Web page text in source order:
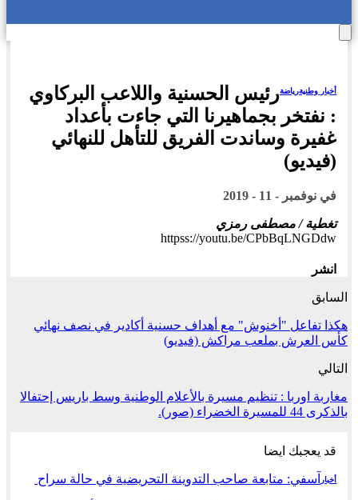
أخبار وطنيةرياضةرئيس الحسنية واللاعب البركاوي
: نفتخر بجماهيرنا التي جاءت بأعداد
غفيرة وساندت الفريق للتأهل للنهائي
(فيديو)
في نوفمبر - 11 - 2019
تغطية / مصطفى رمزي
httpss://youtu.be/CPbBqLNGDdw
انشر
السابق
هكذا تفاعل "أخنوش" مع أهداف حسنية أكادير في نصف نهائي
كأس العرش بملعب مراكش (فيديو)
التالي
مغاربة اوربا : تنظيم مسيرة بالأعلام الوطنية وسط باريس إحتفالا
بالذكرى 44 للمسيرة الخضراء (صور).
قد يعجبك ايضا
أخبار آسفي: متابعة صاحب التدوينة التحريضية في حالة سراح